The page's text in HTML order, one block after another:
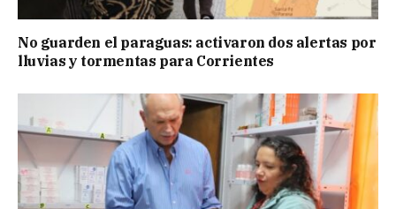
No guarden el paraguas: activaron dos alertas por
lluvias y tormentas para Corrientes